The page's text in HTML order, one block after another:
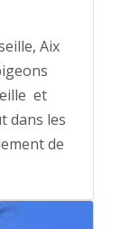
Aix
et
dans les
de